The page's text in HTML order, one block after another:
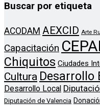
Buscar por etiqueta
ACODAM AEXCID Arte
Capacitación
Chiquitos Ciudades
Cultura Desarrollo
Desarrollo Local
Diputación de Valencia